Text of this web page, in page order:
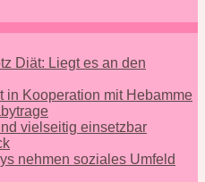
Diät: Liegt es an den
in Kooperation mit Hebamme
vielseitig einsetzbar
nehmen soziales Umfeld